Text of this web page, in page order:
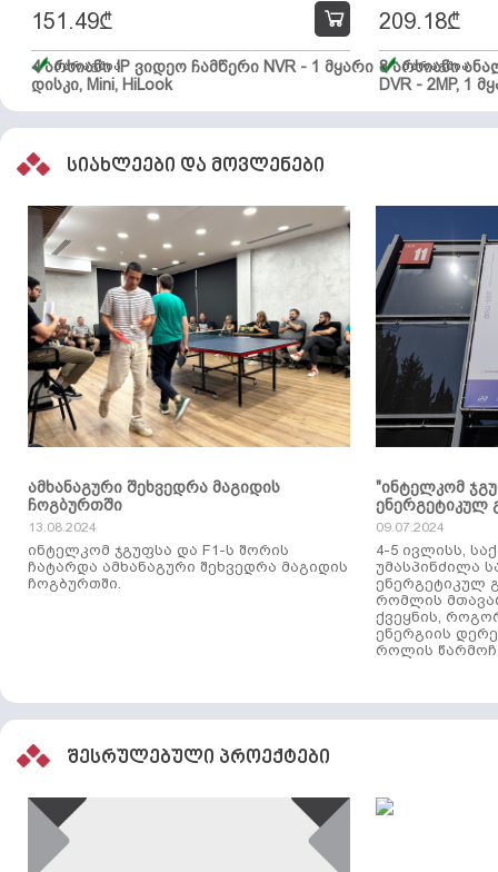
4 არხიანი IP ვიდეო ჩამწერი NVR - 1 მყარი
დისკი, Mini, HiLook
151.49₾
მარაგშია
8 არხიანი
DVR - 2MP, 1
209.18₾
მარაგშია
სიახლეები და მოვლენები
ამხანაგური შეხვედრა მაგიდის
ჩოგბურთში
13.08.2024
ინტელკომ ჯგუფსა და F1-ს შორის
ჩატარდა ამხანაგური შეხვედრა მაგიდის
ჩოგბურთში.
"ინტელკომ
ენერგეტიკულ
09.07.2024
4-5 ივლისს,
უმასპინძილა
ენერგეტიკულ
რომლის
ქვეყნის,
ენერგიის
როლის
შესრულებული პროექტები